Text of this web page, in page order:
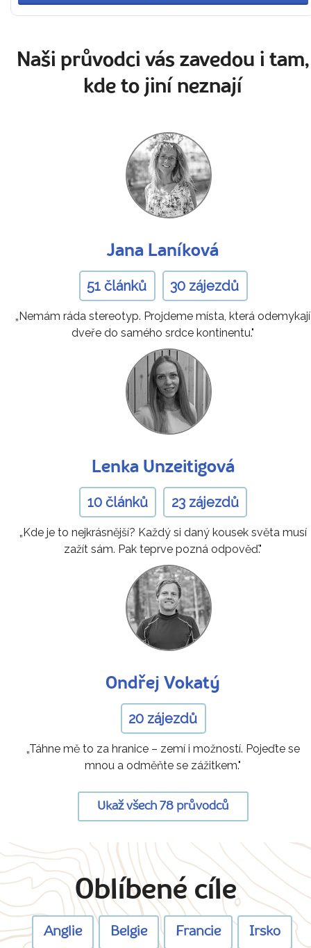
Naši průvodci vás zavedou i tam,
kde to jiní neznají
Jana Laníková
51 článků 30 zájezdů
„Nemám ráda stereotyp. Projdeme místa, která odemykají
dveře do samého srdce kontinentu."
Lenka Unzeitigová
10 článků 23 zájezdů
„Kde je to nejkrásnější? Každý si daný kousek světa musí
zažít sám. Pak teprve pozná odpověď."
Ondřej Vokatý
20 zájezdů
„Táhne mě to za hranice – zemí i možností. Pojeďte se
mnou a odměňte se zážitkem."
Ukaž všech 78 průvodců
Oblíbené cíle
Anglie Belgie Francie Irsko